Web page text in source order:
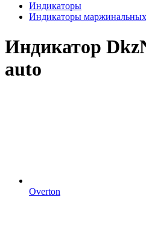
Индикаторы
Индикаторы
Индикатор
auto
Overton